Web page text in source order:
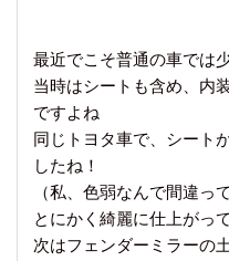
最近でこそ普通の車では
当時はシートも含め、内
ですよね
同じトヨタ車で、シート
したね！
（私、色弱なんで間違っ
とにかく綺麗に仕上がっ
次はフェンダーミラーの